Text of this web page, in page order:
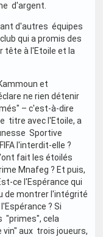
d'argent.
d'autres équipes
qui a promis des
tête à l'Etoile et la
et
ne rien détenir
– c'est-à-dire
titre avec l'Etoile, a
Sportive
l'interdit-elle ?
fait les étoilés
Mnafeg ? Et puis,
ce l'Espérance qui
de montrer l'intégrité
? Si
"primes", cela
aux trois joueurs,